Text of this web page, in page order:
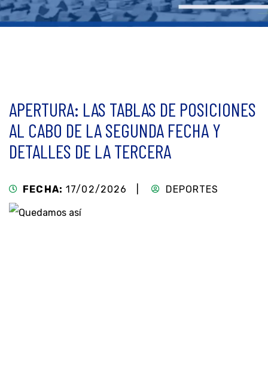
APERTURA: LAS TABLAS DE POSICIONES
AL CABO DE LA SEGUNDA FECHA Y
DETALLES DE LA TERCERA
FECHA: 17/02/2026 | DEPORTES